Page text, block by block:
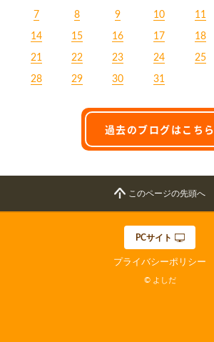
7 8 9 10 11
14 15 16 17 18
21 22 23 24 25
28 29 30 31
過去のブログはこちら
このページの先頭へ
PCサイト
プライバシーポリシー
© よしだ